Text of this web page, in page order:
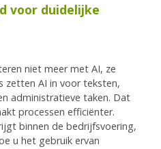
voor duidelijke
niet meer met AI, ze
zetten AI in voor teksten,
administratieve taken. Dat
processen efficiënter.
binnen de bedrijfsvoering,
u het gebruik ervan